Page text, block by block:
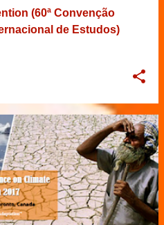
(60ª Convenção
de Estudos)